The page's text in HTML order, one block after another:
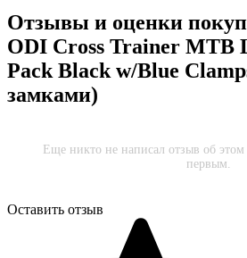
Отзывы и оценки
ODI Cross Trainer MTB
Pack Black w/Blue
замками)
Еще никто не написал отзыв об
первым.
Оставить отзыв